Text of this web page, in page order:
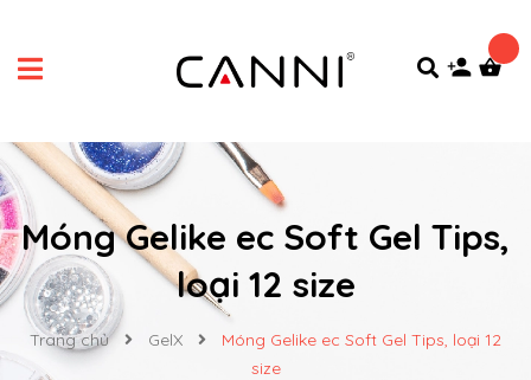
Móng Gelike ec Soft Gel Tips,
loại 12 size
Trang chủ GelX
Móng Gelike ec Soft Gel Tips, loại 12
size